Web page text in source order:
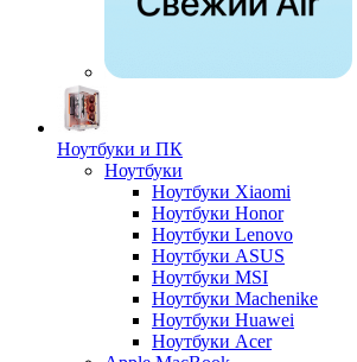
Ноутбуки и ПК
Ноутбуки
Ноутбуки Xiaomi
Ноутбуки Honor
Ноутбуки Lenovo
Ноутбуки ASUS
Ноутбуки MSI
Ноутбуки Machenike
Ноутбуки Huawei
Ноутбуки Acer